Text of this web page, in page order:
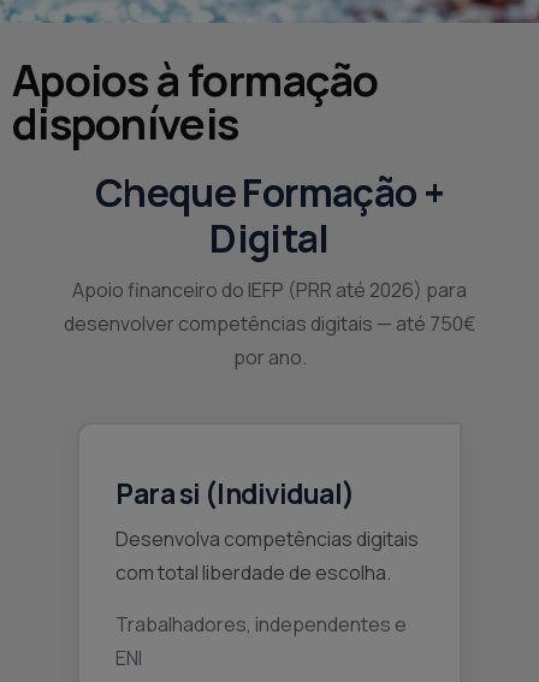
Apoios à formação
disponíveis
Cheque Formação +
Digital
Apoio financeiro do IEFP (PRR até 2026) para
desenvolver competências digitais — até 750€
por ano.
Para si (Individual)
Desenvolva competências digitais
com total liberdade de escolha.
Trabalhadores, independentes e
ENI